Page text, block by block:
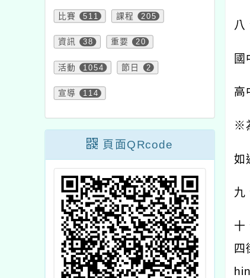
比賽 511 課程 205
資訊 38 重要 20
活動 1054 節日 2
宣導 114
頁面QRcode
八
國
高
※
如
九
十
四